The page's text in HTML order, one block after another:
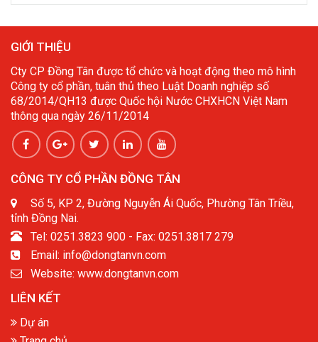
GIỚI THIỆU
Cty CP Đồng Tân được tổ chức và hoạt động theo mô hình
Công ty cổ phần, tuân thủ theo Luật Doanh nghiệp số
68/2014/QH13 được Quốc hội Nước CHXHCN Việt Nam
thông qua ngày 26/11/2014
CÔNG TY CỔ PHẦN ĐỒNG TÂN
Số 5, KP 2, Đường Nguyễn Ái Quốc, Phường Tân Triều,
tỉnh Đồng Nai.
Tel: 0251.3823 900 - Fax: 0251.3817 279
Email: info@dongtanvn.com
Website: www.dongtanvn.com
LIÊN KẾT
Dự án